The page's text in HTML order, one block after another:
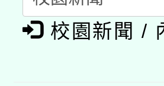
心」，鼓勵
招甄選結果
適應運動共
本館辦理
校園新聞 /